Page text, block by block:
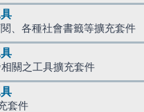
、各種社會書籤等擴充套件
關之工具擴充套件
套件